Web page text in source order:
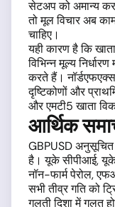
सेटअप को अमान्य
तो मूल विचार अब
चाहिए।
यही कारण है कि
विभिन्न मूल्य
करते हैं।
दृष्टिकोणों और
और एमटी5 खाता
आर्थिक
GBPUSD
है। यूके सीपीआई,
नॉन-फार्म पेरोल,
सभी तीव्र गति को
गलती दिशा में गलत